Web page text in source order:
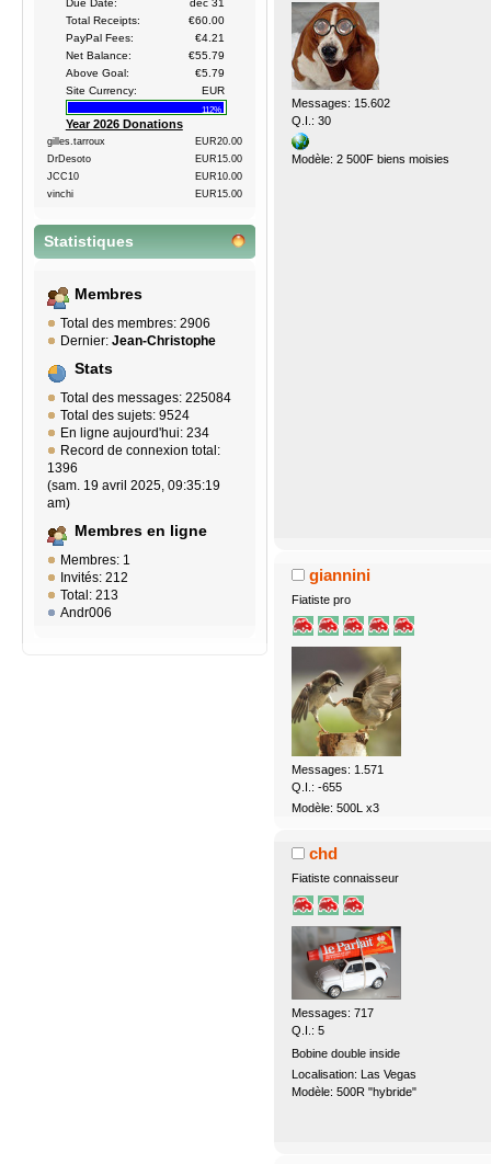
Due Date:
déc 31
Total Receipts:
€60.00
PayPal Fees:
€4.21
Net Balance:
€55.79
Above Goal:
€5.79
Site Currency:
EUR
112%
Year 2026 Donations
gilles.tarroux
EUR20.00
DrDesoto
EUR15.00
JCC10
EUR10.00
vinchi
EUR15.00
Statistiques
Membres
Total des membres: 2906
Dernier: Jean-Christophe
Stats
Total des messages: 225084
Total des sujets: 9524
En ligne aujourd'hui: 234
Record de connexion total:
1396
(sam. 19 avril 2025, 09:35:19
am)
Membres en ligne
Membres: 1
Invités: 212
Total: 213
Andr006
Messages: 15.602
Q.I.: 30
Modèle: 2 500F biens moisies
giannini
Fiatiste pro
Messages: 1.571
Q.I.: -655
Modèle: 500L x3
chd
Fiatiste connaisseur
Messages: 717
Q.I.: 5
Bobine double inside
Localisation: Las Vegas
Modèle: 500R "hybride"